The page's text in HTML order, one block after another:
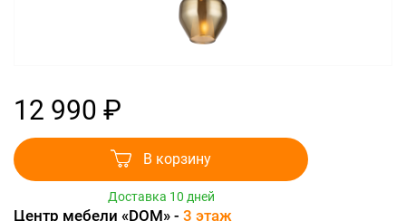
12 990 ₽
В корзину
Доставка 10 дней
Центр мебели «DOM» - 3 этаж